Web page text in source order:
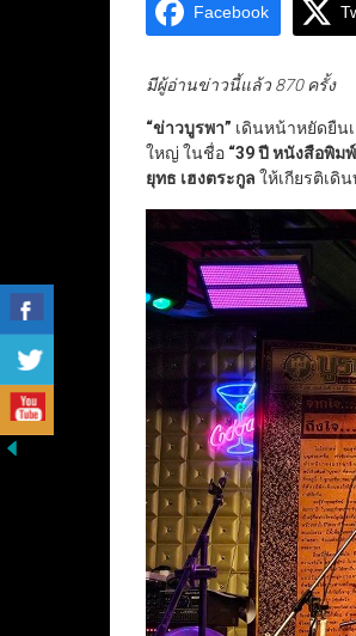
Facebook
มีผู้อ่านข่าวนี้แล้ว 870 ครั้ง
“ข่าวบูรพา” เดินหน้าหยัดยืน
ใหญ่ ในชื่อ “39 ปี หนังสือพิม
ยุทธ เฮงตระกูล ให้เกียรติเดิ